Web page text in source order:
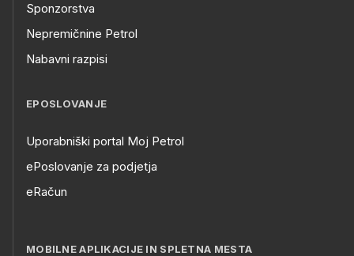
Sponzorstva
Nepremičnine Petrol
Nabavni razpisi
EPOSLOVANJE
Uporabniški portal Moj Petrol
ePoslovanje za podjetja
eRačun
MOBILNE APLIKACIJE IN SPLETNA MESTA